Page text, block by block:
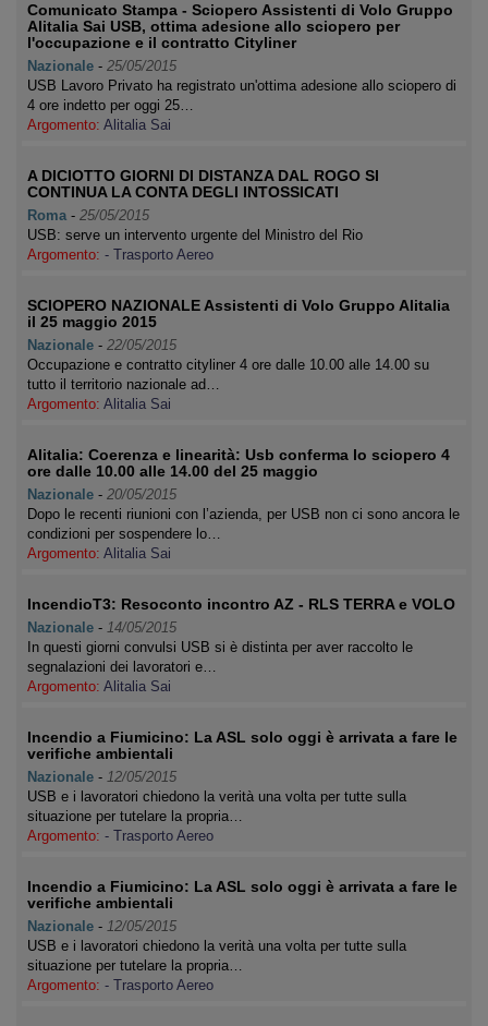
Comunicato Stampa - Sciopero Assistenti di Volo Gruppo
Alitalia Sai USB, ottima adesione allo sciopero per
l'occupazione e il contratto Cityliner
Nazionale - 25/05/2015
USB Lavoro Privato ha registrato un'ottima adesione allo sciopero di
4 ore indetto per oggi 25…
Argomento: Alitalia Sai
A DICIOTTO GIORNI DI DISTANZA DAL ROGO SI
CONTINUA LA CONTA DEGLI INTOSSICATI
Roma - 25/05/2015
USB: serve un intervento urgente del Ministro del Rio
Argomento: - Trasporto Aereo
SCIOPERO NAZIONALE Assistenti di Volo Gruppo Alitalia
il 25 maggio 2015
Nazionale - 22/05/2015
Occupazione e contratto cityliner 4 ore dalle 10.00 alle 14.00 su
tutto il territorio nazionale ad…
Argomento: Alitalia Sai
Alitalia: Coerenza e linearità: Usb conferma lo sciopero 4
ore dalle 10.00 alle 14.00 del 25 maggio
Nazionale - 20/05/2015
Dopo le recenti riunioni con l’azienda, per USB non ci sono ancora le
condizioni per sospendere lo…
Argomento: Alitalia Sai
IncendioT3: Resoconto incontro AZ - RLS TERRA e VOLO
Nazionale - 14/05/2015
In questi giorni convulsi USB si è distinta per aver raccolto le
segnalazioni dei lavoratori e…
Argomento: Alitalia Sai
Incendio a Fiumicino: La ASL solo oggi è arrivata a fare le
verifiche ambientali
Nazionale - 12/05/2015
USB e i lavoratori chiedono la verità una volta per tutte sulla
situazione per tutelare la propria…
Argomento: - Trasporto Aereo
Incendio a Fiumicino: La ASL solo oggi è arrivata a fare le
verifiche ambientali
Nazionale - 12/05/2015
USB e i lavoratori chiedono la verità una volta per tutte sulla
situazione per tutelare la propria…
Argomento: - Trasporto Aereo